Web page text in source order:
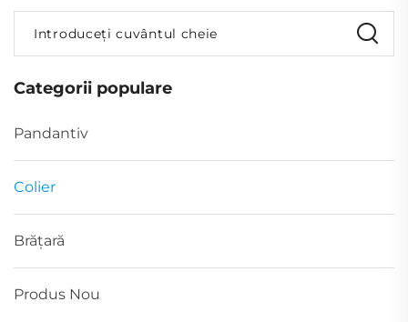
inimă iubire aurită, formă
inimă
Introduceți cuvântul cheie
Categorii populare
Pandantiv
Colier
Brățară
Produs Nou